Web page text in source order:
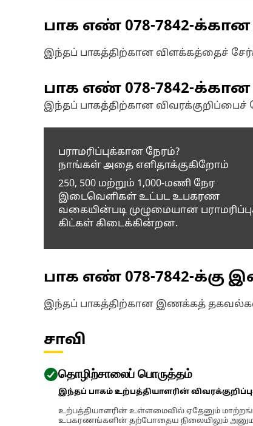
பாக எண் 078-7842-க்கான
இந்தப் பாகத்திற்கான விளக்கத்தைச்
பாக எண் 078-7842-க்கான
இந்தப் பாகத்திற்கான
பராமரிப்புக்கான நேரம்?
நாங்கள் அதை எளிதாக்குகிறோம்
250, 500 மற்றும் 1,000-மணி நேர
இடைவெளிகள் உட்பட உபகரண
வகையின்படி முழுமையான
கிட்கள் கிடைக்கின்றன.
பாக எண் 078-7842-க்கு
இந்தப் பாகத்திற்கான இணக்கத்
சாவி
தொழிற்சாலைப் பொருத்தம்
இந்தப் பாகம் உற்பத்தியாளரின்
உற்பத்தியாளரின் உள்ளமைவில் ஏதேனும்
உபகரணங்களின் தற்போதைய நிலையிலும்